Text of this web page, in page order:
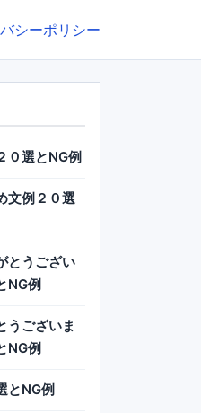
シーポリシー
０選とNG例
文例２０選
とうござい
NG例
うございま
NG例
とNG例